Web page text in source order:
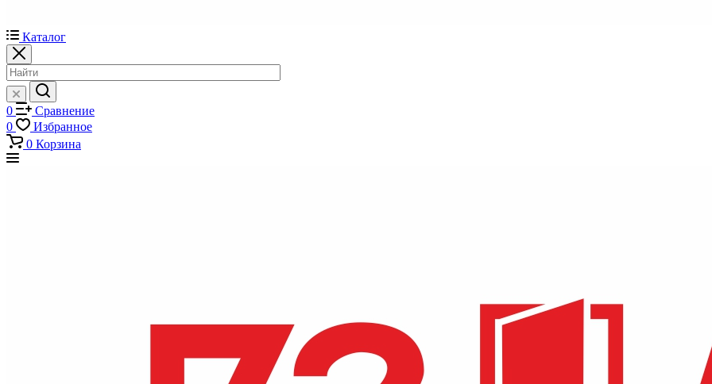
Каталог
0
Сравнение
0
Избранное
0 Корзина